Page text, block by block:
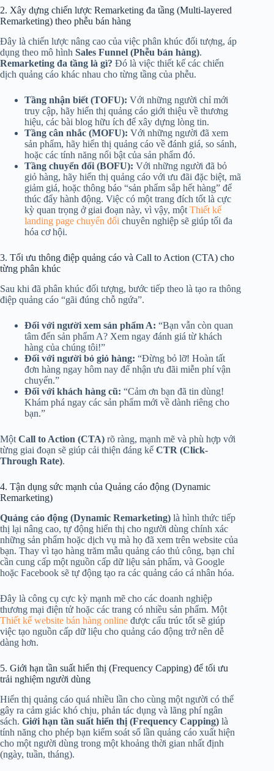
2. Xây dựng chiến lược Remarketing đa tầng (Multi-layered
Remarketing) theo phễu bán hàng
Đây là chiến lược nâng cao của việc phân khúc đối tượng, áp
dụng theo mô hình Sales Funnel (Phễu bán hàng).
Remarketing đa tầng là gì? Đó là việc thiết kế các chiến
dịch quảng cáo khác nhau cho từng tầng của phễu.
Tầng nhận biết (TOFU): Với những người chỉ mới
truy cập, hãy hiển thị quảng cáo giới thiệu về thương
hiệu, các bài blog hữu ích để xây dựng lòng tin.
Tầng cân nhắc (MOFU): Với những người đã xem
sản phẩm, hãy hiển thị quảng cáo về đánh giá, so sánh,
hoặc các tính năng nổi bật của sản phẩm đó.
Tầng chuyển đổi (BOFU): Với những người đã bỏ
giỏ hàng, hãy hiển thị quảng cáo với ưu đãi đặc biệt, mã
giảm giá, hoặc thông báo “sản phẩm sắp hết hàng” để
thúc đẩy hành động. Việc có một trang đích tốt là cực
kỳ quan trọng ở giai đoạn này, vì vậy, một Thiết kế
landing page chuyển đổi chuyên nghiệp sẽ giúp tối đa
hóa cơ hội.
3. Tối ưu thông điệp quảng cáo và Call to Action (CTA) cho
từng phân khúc
Sau khi đã phân khúc đối tượng, bước tiếp theo là tạo ra thông
điệp quảng cáo “gãi đúng chỗ ngứa”.
Đối với người xem sản phẩm A: “Bạn vẫn còn quan
tâm đến sản phẩm A? Xem ngay đánh giá từ khách
hàng của chúng tôi!”
Đối với người bỏ giỏ hàng: “Đừng bỏ lỡ! Hoàn tất
đơn hàng ngay hôm nay để nhận ưu đãi miễn phí vận
chuyển.”
Đối với khách hàng cũ: “Cảm ơn bạn đã tin dùng!
Khám phá ngay các sản phẩm mới về dành riêng cho
bạn.”
Một Call to Action (CTA) rõ ràng, mạnh mẽ và phù hợp với
từng giai đoạn sẽ giúp cải thiện đáng kể CTR (Click-
Through Rate).
4. Tận dụng sức mạnh của Quảng cáo động (Dynamic
Remarketing)
Quảng cáo động (Dynamic Remarketing) là hình thức tiếp
thị lại nâng cao, tự động hiển thị cho người dùng chính xác
những sản phẩm hoặc dịch vụ mà họ đã xem trên website của
bạn. Thay vì tạo hàng trăm mẫu quảng cáo thủ công, bạn chỉ
cần cung cấp một nguồn cấp dữ liệu sản phẩm, và Google
hoặc Facebook sẽ tự động tạo ra các quảng cáo cá nhân hóa.
Đây là công cụ cực kỳ mạnh mẽ cho các doanh nghiệp
thương mại điện tử hoặc các trang có nhiều sản phẩm. Một
Thiết kế website bán hàng online được cấu trúc tốt sẽ giúp
việc tạo nguồn cấp dữ liệu cho quảng cáo động trở nên dễ
dàng hơn.
5. Giới hạn tần suất hiển thị (Frequency Capping) để tối ưu
trải nghiệm người dùng
Hiển thị quảng cáo quá nhiều lần cho cùng một người có thể
gây ra cảm giác khó chịu, phản tác dụng và lãng phí ngân
sách. Giới hạn tần suất hiển thị (Frequency Capping) là
tính năng cho phép bạn kiểm soát số lần quảng cáo xuất hiện
cho một người dùng trong một khoảng thời gian nhất định
(ngày, tuần, tháng).